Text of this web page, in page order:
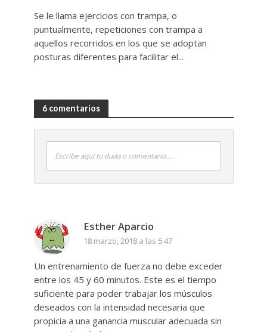
Se le llama ejercicios con trampa, o
puntualmente, repeticiones con trampa a
aquellos recorridos en los que se adoptan
posturas diferentes para facilitar el...
6 comentarios
Escribe aquí tu duda o comentario....
Esther Aparcio
18 marzo, 2018 a las 5:47
Un entrenamiento de fuerza no debe exceder
entre los 45 y 60 minutos. Este es el tiempo
suficiente para poder trabajar los músculos
deseados con la intensidad necesaria que
propicia a una ganancia muscular adecuada sin